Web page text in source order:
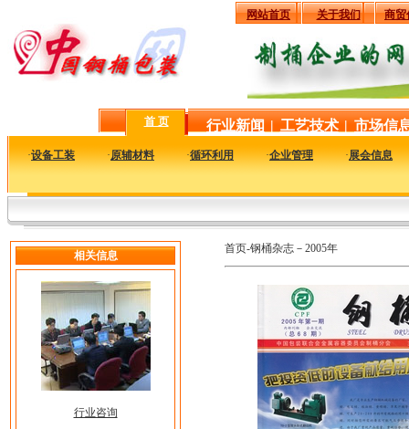
网站首页 关于我们 商贸
首 页 行业新闻 | 工艺技术 | 市场信
·设备工装 ·原辅材料 ·循环利用 ·企业管理 ·展会信息
相关信息
行业咨询
首页-钢桶杂志－2005年